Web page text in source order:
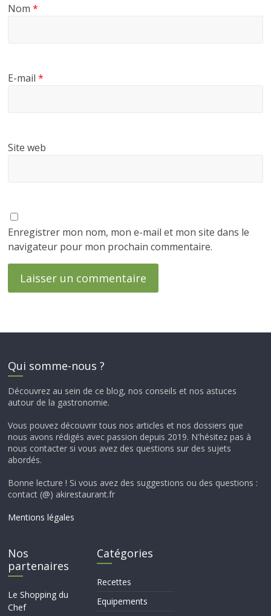
Nom*
E-mail*
Site web
Enregistrer mon nom, mon e-mail et mon site dans le
navigateur pour mon prochain commentaire.
Qui somme-nous ?
Découvrez au sein de ce blog, nos conseils et nos astuces
autour de la gastronomie.
Vous pouvez découvrir tous nos articles et nos dossiers que
nous avons rédigés avec passion depuis 2019. N'hésitez pas à
nous contacter si vous avez des questions sur des sujets
abordés.
Bonne lecture ! Si vous avez des suggestions ou des questions :
contact (@) akirestaurant.fr
Mentions légales
Nos
partenaires
Le Shopping du
Chef
Catégories
Recettes
Equipements